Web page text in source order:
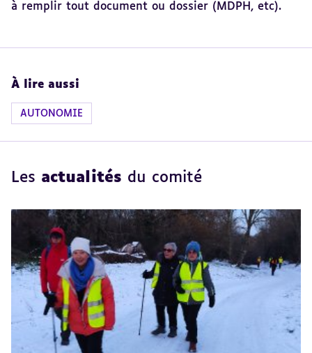
à remplir tout document ou dossier (MDPH, etc).
À lire aussi
AUTONOMIE
Les actualités du comité